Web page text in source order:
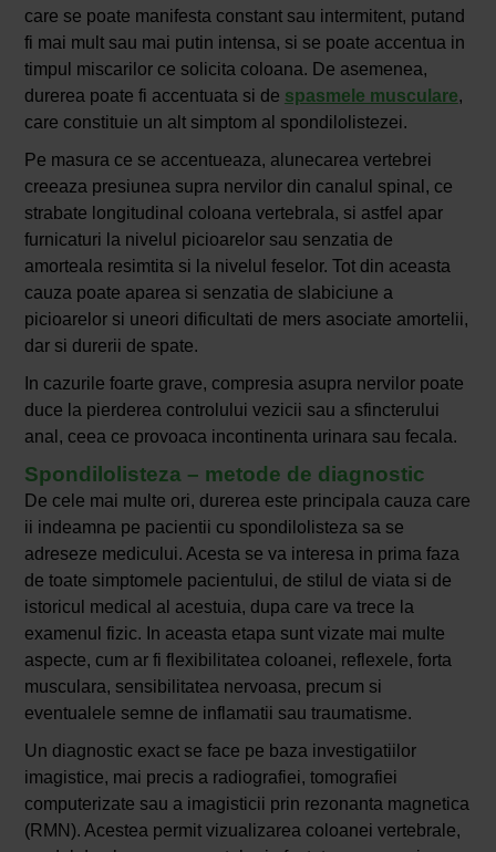
care se poate manifesta constant sau intermitent, putand
fi mai mult sau mai putin intensa, si se poate accentua in
timpul miscarilor ce solicita coloana. De asemenea,
durerea poate fi accentuata si de spasmele musculare,
care constituie un alt simptom al spondilolistezei.
Pe masura ce se accentueaza, alunecarea vertebrei
creeaza presiunea supra nervilor din canalul spinal, ce
strabate longitudinal coloana vertebrala, si astfel apar
furnicaturi la nivelul picioarelor sau senzatia de
amorteala resimtita si la nivelul feselor. Tot din aceasta
cauza poate aparea si senzatia de slabiciune a
picioarelor si uneori dificultati de mers asociate amortelii,
dar si durerii de spate.
In cazurile foarte grave, compresia asupra nervilor poate
duce la pierderea controlului vezicii sau a sfincterului
anal, ceea ce provoaca incontinenta urinara sau fecala.
Spondilolisteza – metode de diagnostic
De cele mai multe ori, durerea este principala cauza care
ii indeamna pe pacientii cu spondilolisteza sa se
adreseze medicului. Acesta se va interesa in prima faza
de toate simptomele pacientului, de stilul de viata si de
istoricul medical al acestuia, dupa care va trece la
examenul fizic. In aceasta etapa sunt vizate mai multe
aspecte, cum ar fi flexibilitatea coloanei, reflexele, forta
musculara, sensibilitatea nervoasa, precum si
eventualele semne de inflamatii sau traumatisme.
Un diagnostic exact se face pe baza investigatiilor
imagistice, mai precis a radiografiei, tomografiei
computerizate sau a imagisticii prin rezonanta magnetica
(RMN). Acestea permit vizualizarea coloanei vertebrale,